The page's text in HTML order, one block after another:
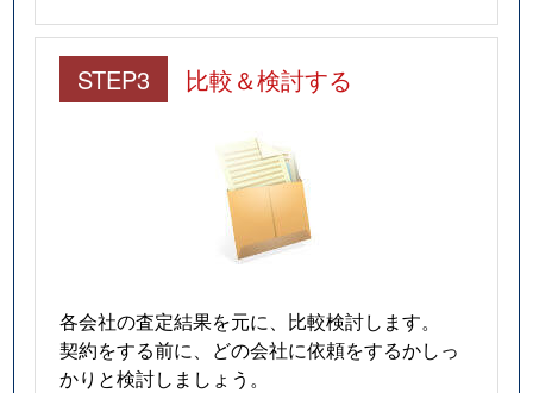
STEP3 比較＆検討する
各会社の査定結果を元に、比較検討します。
契約をする前に、どの会社に依頼をするかしっ
かりと検討しましょう。